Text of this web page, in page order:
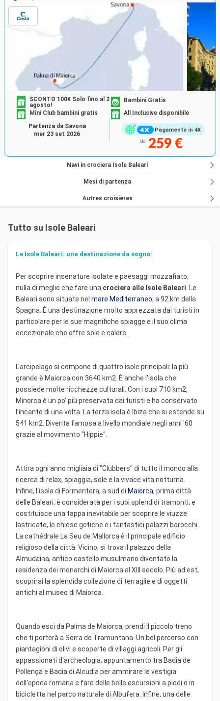
Pagamento in 4X
SCONTO 100€ Solo fino al 2
agosto!
Bambini Gratis
Mini Club bambini gratis
All Inclusive disponibile
da 259 €
Partenza da Savona
mer 23 set 2026
Navi in crociera Isole Baleari
Mesi di partenza
Autres croisieres
Tutto su Isole Baleari
Le Isole Baleari: una destinazione da sogno:
Per scoprire insenature isolate e paesaggi mozzafiato,
nulla di meglio che fare una crociera alle Isole Baleari. Le
Baleari sono situate nel mare Mediterraneo, a 92 km della
Spagna. È una destinazione molto apprezzata dai turisti in
particolare per le sue magnifiche spiagge e il suo clima
eccezionale che offre sole e calore.
L'arcipelago si compone di quattro isole principali: la più
grande è Maiorca con 3640 km2. È anche l'isola che
possiede molte ricchezze culturali. Con i suoi 710 km2,
Minorca è un po' più preservata dai turisti e ha conservato
l'incanto di una volta. La terza isola è Ibiza che si estende su
541 km2. Diventa famosa a livello mondiale negli anni '60
grazie al movimento "Hippie".
Attira ogni anno migliaia di "Clubbers" di tutto il mondo alla
ricerca di relax, spiaggia, sole e la vivace vita notturna.
Infine, l'isola di Formentera, a sud di Maiorca, prima città
delle Baleari, è considerata per i suoi splendidi tramonti, e
costituisce una tappa inevitabile per scoprire le viuzze
lastricate, le chiese gotiche e i fantastici palazzi barocchi.
La cathédrale La Seu de Mallorca è il principale edificio
religioso della città. Vicino, si trova il palazzo della
Almudaina, antico castello musulmano diventato la
residenza dei monarchi di Maiorca al XIII secolo. Più ad est,
scoprirai la splendida collezione di terraglie e di oggetti
antichi al museo di Maiorca.
Quando esci da Palma de Maiorca, prendi il piccolo treno
che ti porterà a Serra de Tramuntana. Un bel percorso con
piantagioni di olivi e scoperte di villaggi agricoli. Per gli
appassionati d'archeologia, appuntamento tra Badia de
Pollença e Badia di Alcudia per ammirare le vestigia
dell'epoca romana e fare delle belle escursioni a piedi o in
bicicletta nel parco naturale di Albufera. Infine, una delle